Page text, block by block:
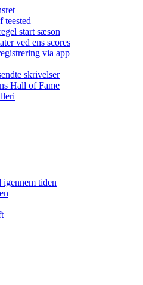
teested
start sæson
ved ens scores
via app
skrivelser
Hall of Fame
tiden